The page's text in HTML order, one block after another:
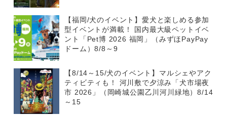
【福岡/犬のイベント】愛犬と楽しめる参加
型イベントが満載！ 国内最大級ペットイベ
ント「Pet博 2026 福岡」（みずほPayPay
ドーム）8/8～9
【8/14～15/犬のイベント】マルシェやアク
ティビティも！ 河川敷で夕涼み「犬市場夜
市 2026」（岡崎城公園乙川河川緑地）8/14
～15